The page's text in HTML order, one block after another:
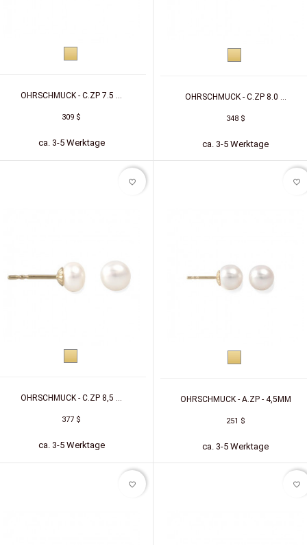
OHRSCHMUCK - C.ZP 7.5 ...
309 $
ca. 3-5 Werktage
Gelbgold
OHRSCHMUCK - C.ZP 8.0 ...
348 $
ca. 3-5 Werktage
Gelbgold
OHRSCHMUCK - C.ZP 8,5 ...
377 $
ca. 3-5 Werktage
favorite_border
OHRSCHMUCK - A.ZP - 4,5MM
251 $
ca. 3-5 Werktage
favorite_border
favorite_border favorite_border